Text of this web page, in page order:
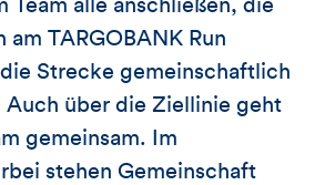
Team alle anschließen, die
am TARGOBANK Run
Strecke gemeinschaftlich
Auch über die Ziellinie geht
gemeinsam. Im
stehen Gemeinschaft